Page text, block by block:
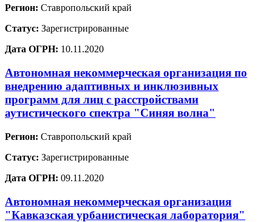
Регион: Ставропольский край
Статус: Зарегистрированные
Дата ОГРН: 10.11.2020
Автономная некоммерческая организация по
внедрению адаптивных и инклюзивных
программ для лиц с расстройствами
аутистического спектра "Синяя волна"
Регион: Ставропольский край
Статус: Зарегистрированные
Дата ОГРН: 09.11.2020
Автономная некоммерческая организация
"Кавказская урбанистическая лаборатория"